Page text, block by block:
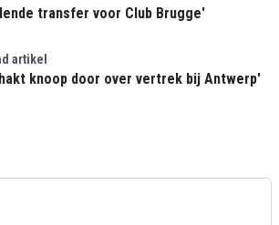
transfer voor Club Brugge'
artikel
knoop door over vertrek bij Antwerp'